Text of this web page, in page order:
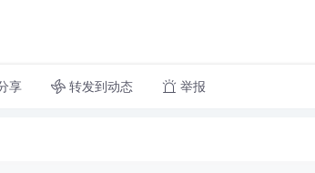
享 转发到动态 举报